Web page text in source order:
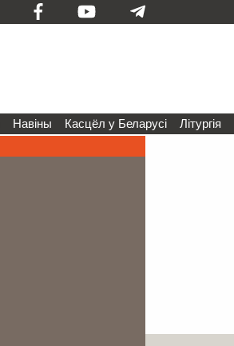
Навіны Касцёл у Беларусі Літургія